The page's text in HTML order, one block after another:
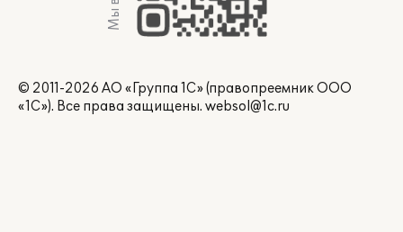
© 2011-2026 АО «Группа 1С» (правопреемник ООО
«1С»). Все права защищены. websol@1c.ru